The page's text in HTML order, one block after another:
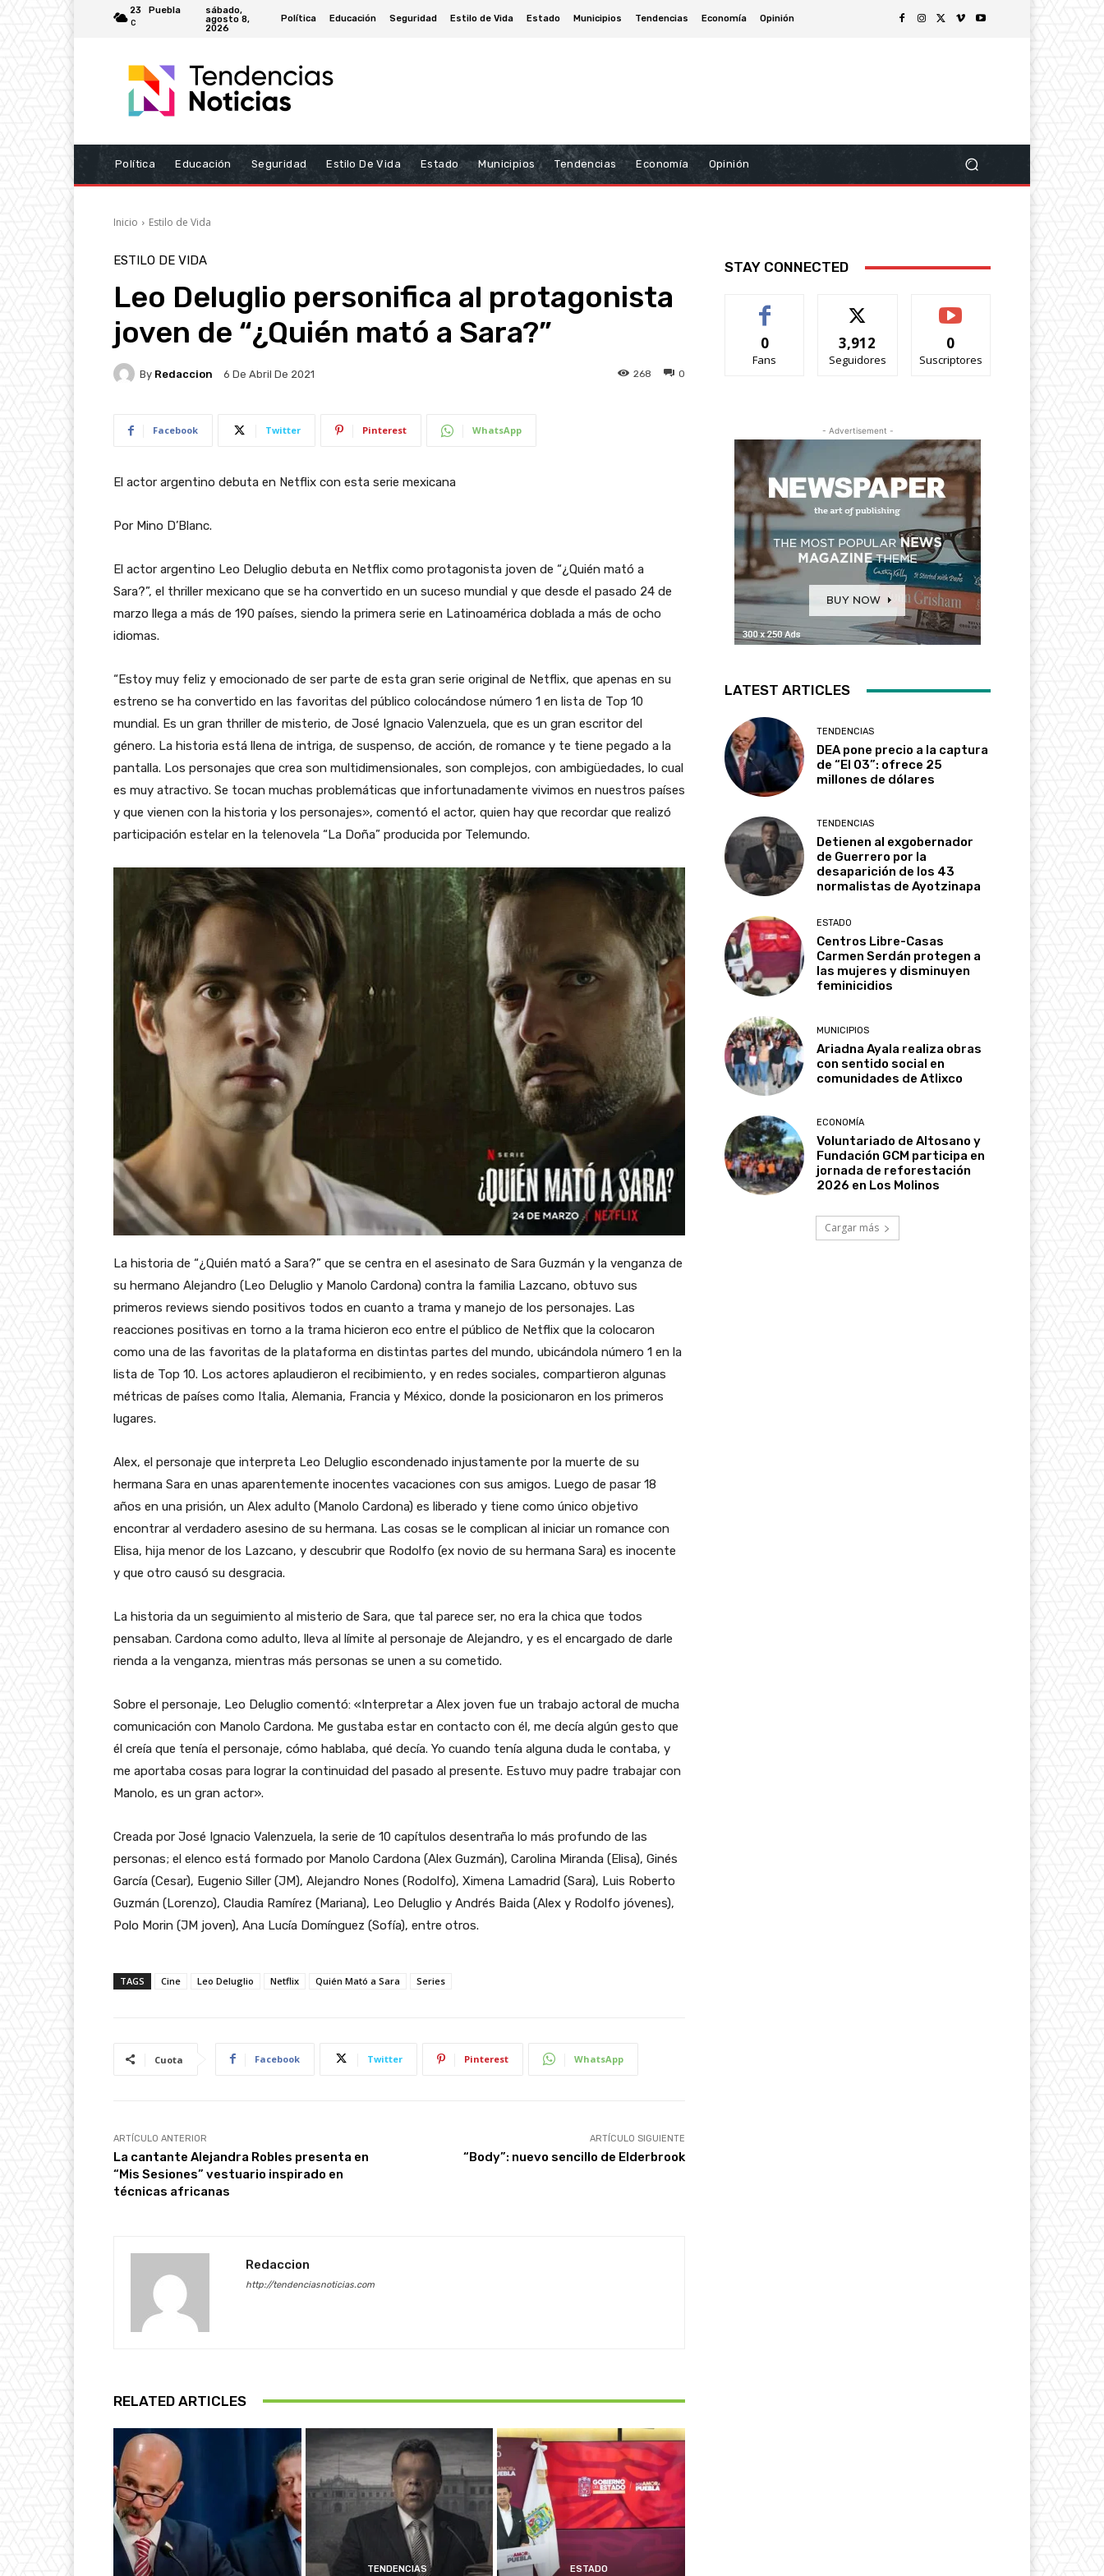
23
C
Puebla
sábado,
agosto 8,
2026
Política Educación Seguridad Estilo de Vida Estado Municipios Tendencias Economía Opinión
Política Educación Seguridad Estilo De Vida Estado Municipios Tendencias Economía Opinión
Inicio Estilo de Vida
ESTILO DE VIDA
Leo Deluglio personifica al protagonista
joven de “¿Quién mató a Sara?”
By Redaccion 6 De Abril De 2021 0
268
Facebook Twitter Pinterest WhatsApp
El actor argentino debuta en Netflix con esta serie mexicana
Por Mino D’Blanc.
El actor argentino Leo Deluglio debuta en Netflix como protagonista joven de “¿Quién mató a
Sara?”, el thriller mexicano que se ha convertido en un suceso mundial y que desde el pasado 24 de
marzo llega a más de 190 países, siendo la primera serie en Latinoamérica doblada a más de ocho
idiomas.
“Estoy muy feliz y emocionado de ser parte de esta gran serie original de Netflix, que apenas en su
estreno se ha convertido en las favoritas del público colocándose número 1 en lista de Top 10
mundial. Es un gran thriller de misterio, de José Ignacio Valenzuela, que es un gran escritor del
género. La historia está llena de intriga, de suspenso, de acción, de romance y te tiene pegado a la
pantalla. Los personajes que crea son multidimensionales, son complejos, con ambigüedades, lo cual
es muy atractivo. Se tocan muchas problemáticas que infortunadamente vivimos en nuestros países
y que vienen con la historia y los personajes», comentó el actor, quien hay que recordar que realizó
participación estelar en la telenovela “La Doña” producida por Telemundo.
La historia de “¿Quién mató a Sara?” que se centra en el asesinato de Sara Guzmán y la venganza de
su hermano Alejandro (Leo Deluglio y Manolo Cardona) contra la familia Lazcano, obtuvo sus
primeros reviews siendo positivos todos en cuanto a trama y manejo de los personajes. Las
reacciones positivas en torno a la trama hicieron eco entre el público de Netflix que la colocaron
como una de las favoritas de la plataforma en distintas partes del mundo, ubicándola número 1 en la
lista de Top 10. Los actores aplaudieron el recibimiento, y en redes sociales, compartieron algunas
métricas de países como Italia, Alemania, Francia y México, donde la posicionaron en los primeros
lugares.
Alex, el personaje que interpreta Leo Deluglio escondenado injustamente por la muerte de su
hermana Sara en unas aparentemente inocentes vacaciones con sus amigos. Luego de pasar 18
años en una prisión, un Alex adulto (Manolo Cardona) es liberado y tiene como único objetivo
encontrar al verdadero asesino de su hermana. Las cosas se le complican al iniciar un romance con
Elisa, hija menor de los Lazcano, y descubrir que Rodolfo (ex novio de su hermana Sara) es inocente
y que otro causó su desgracia.
La historia da un seguimiento al misterio de Sara, que tal parece ser, no era la chica que todos
pensaban. Cardona como adulto, lleva al límite al personaje de Alejandro, y es el encargado de darle
rienda a la venganza, mientras más personas se unen a su cometido.
Sobre el personaje, Leo Deluglio comentó: «Interpretar a Alex joven fue un trabajo actoral de mucha
comunicación con Manolo Cardona. Me gustaba estar en contacto con él, me decía algún gesto que
él creía que tenía el personaje, cómo hablaba, qué decía. Yo cuando tenía alguna duda le contaba, y
me aportaba cosas para lograr la continuidad del pasado al presente. Estuvo muy padre trabajar con
Manolo, es un gran actor».
Creada por José Ignacio Valenzuela, la serie de 10 capítulos desentraña lo más profundo de las
personas; el elenco está formado por Manolo Cardona (Alex Guzmán), Carolina Miranda (Elisa), Ginés
García (Cesar), Eugenio Siller (JM), Alejandro Nones (Rodolfo), Ximena Lamadrid (Sara), Luis Roberto
Guzmán (Lorenzo), Claudia Ramírez (Mariana), Leo Deluglio y Andrés Baida (Alex y Rodolfo jóvenes),
Polo Morin (JM joven), Ana Lucía Domínguez (Sofía), entre otros.
TAGS Cine Leo Deluglio Netflix Quién Mató a Sara Series
Cuota Facebook Twitter Pinterest WhatsApp
ARTÍCULO ANTERIOR
La cantante Alejandra Robles presenta en
“Mis Sesiones” vestuario inspirado en
técnicas africanas
ARTÍCULO SIGUIENTE
“Body”: nuevo sencillo de Elderbrook
Redaccion
http://tendenciasnoticias.com
RELATED ARTICLES
TENDENCIAS ESTADO
STAY CONNECTED
0
Fans
3,912
Seguidores
0
Suscriptores
- Advertisement -
LATEST ARTICLES
TENDENCIAS
DEA pone precio a la captura
de “El 03”: ofrece 25
millones de dólares
TENDENCIAS
Detienen al exgobernador
de Guerrero por la
desaparición de los 43
normalistas de Ayotzinapa
ESTADO
Centros Libre-Casas
Carmen Serdán protegen a
las mujeres y disminuyen
feminicidios
MUNICIPIOS
Ariadna Ayala realiza obras
con sentido social en
comunidades de Atlixco
ECONOMÍA
Voluntariado de Altosano y
Fundación GCM participa en
jornada de reforestación
2026 en Los Molinos
Cargar más